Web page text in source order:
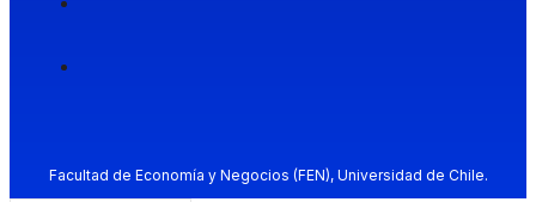
Facultad de Economía y Negocios (FEN), Universidad de Chile.